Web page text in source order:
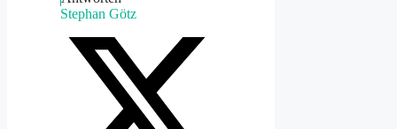
Stephan Götz